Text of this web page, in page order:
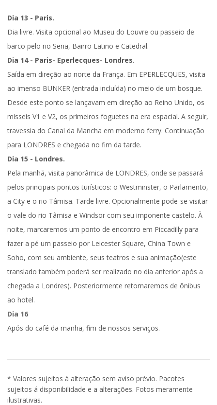
Dia 13 - Paris.
Dia livre. Visita opcional ao Museu do Louvre ou passeio de
barco pelo rio Sena, Bairro Latino e Catedral.
Dia 14 - Paris- Eperlecques- Londres.
Saída em direção ao norte da França. Em EPERLECQUES, visita
ao imenso BUNKER (entrada incluída) no meio de um bosque.
Desde este ponto se lançavam em direção ao Reino Unido, os
mísseis V1 e V2, os primeiros foguetes na era espacial. A seguir,
travessia do Canal da Mancha em moderno ferry. Continuação
para LONDRES e chegada no fim da tarde.
Dia 15 - Londres.
Pela manhã, visita panorâmica de LONDRES, onde se passará
pelos principais pontos turísticos: o Westminster, o Parlamento,
a City e o rio Tâmisa. Tarde livre. Opcionalmente pode-se visitar
o vale do rio Tâmisa e Windsor com seu imponente castelo. À
noite, marcaremos um ponto de encontro em Piccadilly para
fazer a pé um passeio por Leicester Square, China Town e
Soho, com seu ambiente, seus teatros e sua animação(este
translado também poderá ser realizado no dia anterior após a
chegada a Londres). Posteriormente retornaremos de ônibus
ao hotel.
Dia 16
Após do café da manha, fim de nossos serviços.
* Valores sujeitos à alteração sem aviso prévio. Pacotes
sujeitos á disponibilidade e a alterações. Fotos meramente
ilustrativas.